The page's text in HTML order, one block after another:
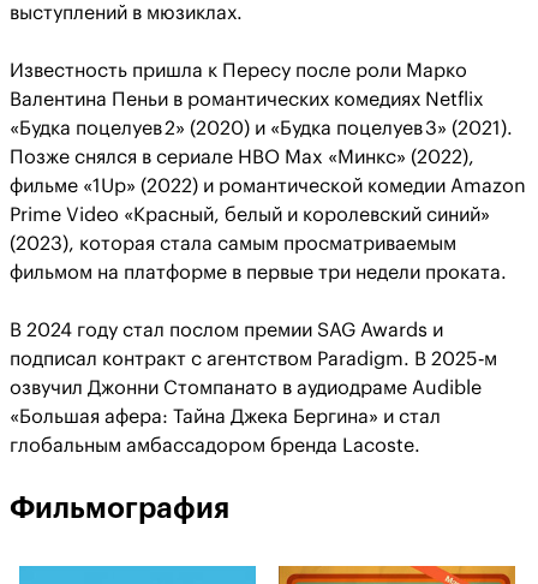
выступлений в мюзиклах.
Известность пришла к Пересу после роли Марко
Валентина Пеньи в романтических комедиях Netflix
«Будка поцелуев 2» (2020) и «Будка поцелуев 3» (2021).
Позже снялся в сериале HBO Max «Минкс» (2022),
фильме «1Up» (2022) и романтической комедии Amazon
Prime Video «Красный, белый и королевский синий»
(2023), которая стала самым просматриваемым
фильмом на платформе в первые три недели проката.
В 2024 году стал послом премии SAG Awards и
подписал контракт с агентством Paradigm. В 2025‑м
озвучил Джонни Стомпанато в аудиодраме Audible
«Большая афера: Тайна Джека Бергина» и стал
глобальным амбассадором бренда Lacoste.
Фильмография